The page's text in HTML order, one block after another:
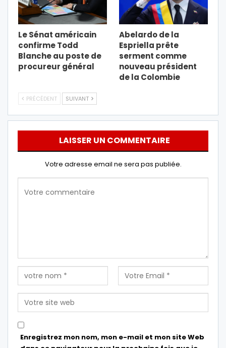
Le Sénat américain
confirme Todd
Blanche au poste de
procureur général
Abelardo de la
Espriella prête
serment comme
nouveau président
de la Colombie
PRÉCÉDENT SUIVANT
LAISSER UN COMMENTAIRE
Votre adresse email ne sera pas publiée.
Enregistrez mon nom, mon e-mail et mon site Web